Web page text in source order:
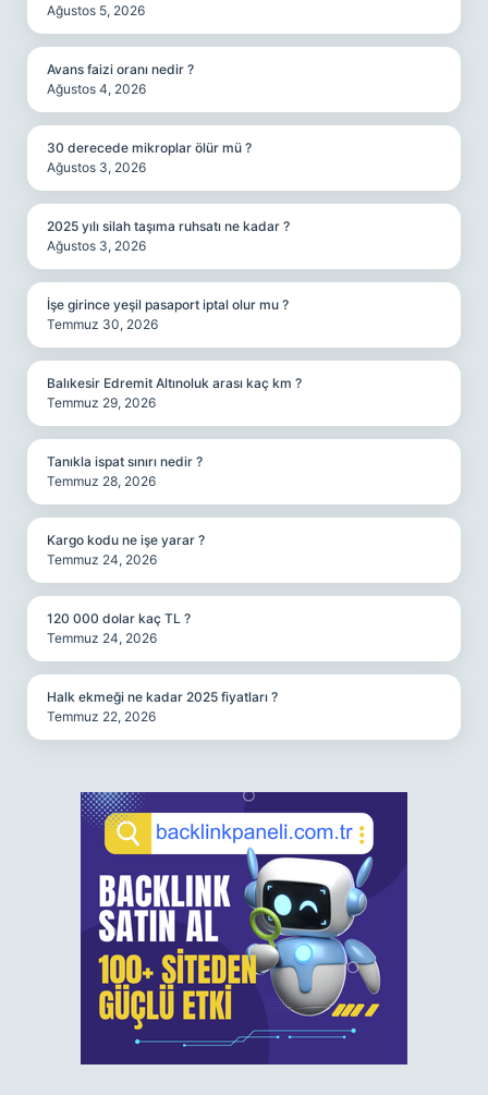
Ağustos 5, 2026
Avans faizi oranı nedir ?
Ağustos 4, 2026
30 derecede mikroplar ölür mü ?
Ağustos 3, 2026
2025 yılı silah taşıma ruhsatı ne kadar ?
Ağustos 3, 2026
İşe girince yeşil pasaport iptal olur mu ?
Temmuz 30, 2026
Balıkesir Edremit Altınoluk arası kaç km ?
Temmuz 29, 2026
Tanıkla ispat sınırı nedir ?
Temmuz 28, 2026
Kargo kodu ne işe yarar ?
Temmuz 24, 2026
120 000 dolar kaç TL ?
Temmuz 24, 2026
Halk ekmeği ne kadar 2025 fiyatları ?
Temmuz 22, 2026